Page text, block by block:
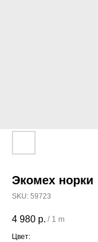
Экомех норки
SKU: 59723
4 980 р. / 1 m
Цвет: